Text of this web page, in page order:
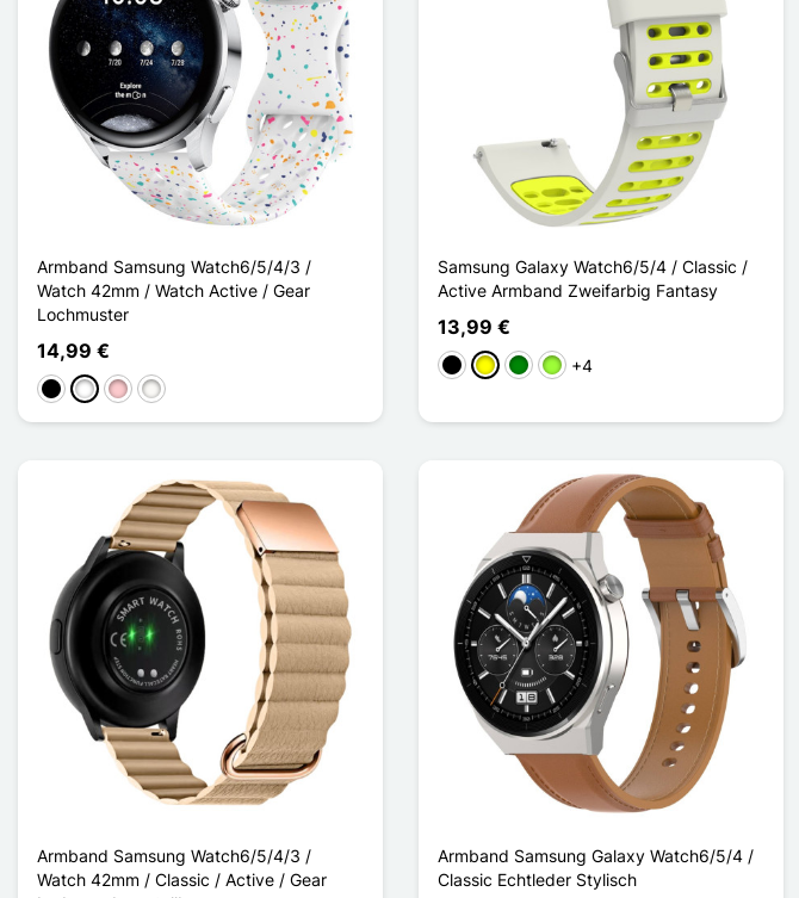
Armband Samsung Watch6/5/4/3 /
Watch 42mm / Watch Active / Gear
Lochmuster
14,99 €
Schwarz
WeißPinkBlanc Étoilé
Samsung Galaxy Watch6/5/4 / Classic /
Active Armband Zweifarbig Fantasy
13,99 €
Schwarz
GelbGrünApfelgrün
+4
Armband Samsung Watch6/5/4/3 /
Watch 42mm / Classic / Active / Gear
Armband Samsung Galaxy Watch6/5/4 /
Classic Echtleder Stylisch